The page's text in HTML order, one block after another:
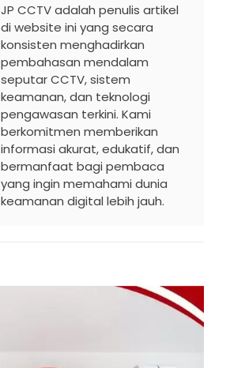
JP CCTV adalah penulis artikel
di website ini yang secara
konsisten menghadirkan
pembahasan mendalam
seputar CCTV, sistem
keamanan, dan teknologi
pengawasan terkini. Kami
berkomitmen memberikan
informasi akurat, edukatif, dan
bermanfaat bagi pembaca
yang ingin memahami dunia
keamanan digital lebih jauh.